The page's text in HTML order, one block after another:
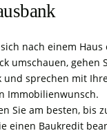
nach einem Haus
umschauen, gehen
und sprechen mit
Immobilienwunsch.
Sie am besten, bis
einen Baukredit